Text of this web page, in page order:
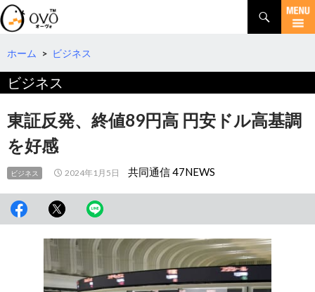
検
索
コ
テ
へ
移
動
ホーム > ビジネス
ビジネス
東証反発、終値89円高 円安ドル高基調
を好感
ビジネス 2024年1月5日 共同通信 47NEWS